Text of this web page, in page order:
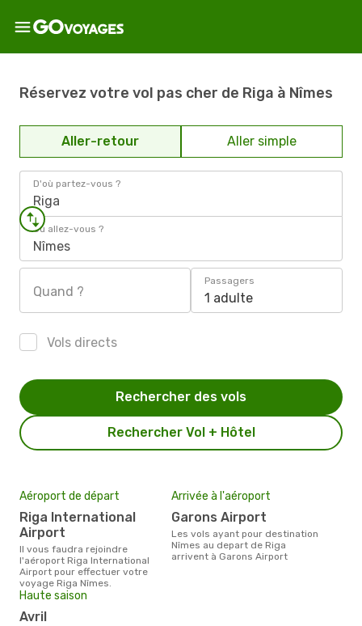
Réservez votre vol pas cher de Riga à Nîmes
Aller-retour Aller simple
D'où partez-vous ?
Riga
Où allez-vous ?
Nîmes
Quand ?
Passagers
1 adulte
Vols directs
Rechercher Vol + Hôtel
Rechercher des vols
Aéroport de départ
Riga International
Airport
Il vous faudra rejoindre
l'aéroport Riga International
Airport pour effectuer votre
voyage Riga Nîmes.
Arrivée à l'aéroport
Garons Airport
Les vols ayant pour destination
Nîmes au depart de Riga
arrivent à Garons Airport
Haute saison
avril